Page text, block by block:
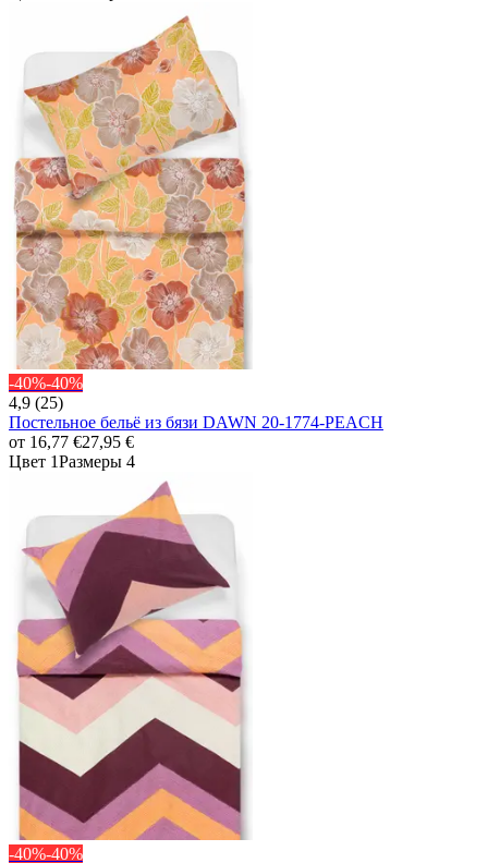
-40%-40%
4,9 (25)
Постельное бельё из бязи DAWN 20-1774-PEACH
от 16,77 €27,95 €
Цвет 1Размеры 4
-40%-40%